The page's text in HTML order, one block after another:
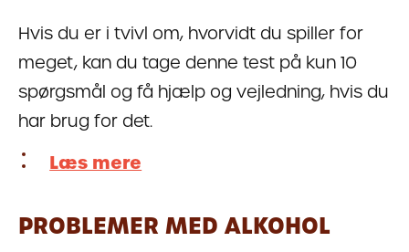
Hvis du er i tvivl om, hvorvidt du spiller for
meget, kan du tage denne test på kun 10
spørgsmål og få hjælp og vejledning, hvis du
har brug for det.
Læs mere
PROBLEMER MED ALKOHOL